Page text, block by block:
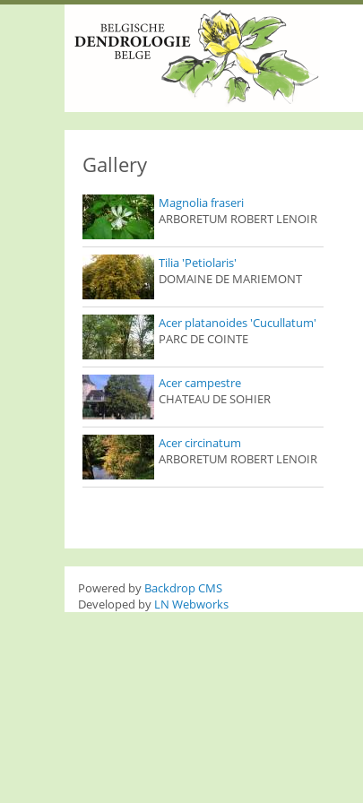
Gallery
Magnolia fraseri
ARBORETUM ROBERT LENOIR
Tilia 'Petiolaris'
DOMAINE DE MARIEMONT
Acer platanoides 'Cucullatum'
PARC DE COINTE
Acer campestre
CHATEAU DE SOHIER
Acer circinatum
ARBORETUM ROBERT LENOIR
Powered by Backdrop CMS
Developed by LN Webworks